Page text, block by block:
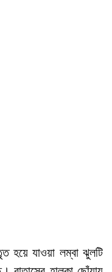
হয়ে যাওয়া লম্বা ঝুলটি